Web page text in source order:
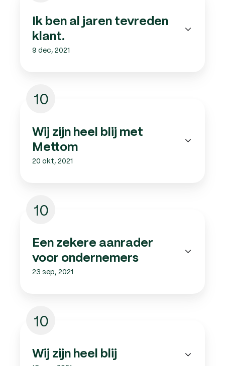
Ik ben al jaren tevreden
klant.
9 dec, 2021
10
Wij zijn heel blij met
Mettom
20 okt, 2021
10
Een zekere aanrader
voor ondernemers
23 sep, 2021
10
Wij zijn heel blij